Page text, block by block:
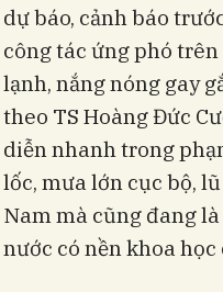
dự báo, cảnh báo
công tác ứng phó
lạnh, nắng nóng gay
theo TS Hoàng Đức
diễn nhanh trong
lốc, mưa lớn cục bộ,
Nam mà cũng đang
nước có nền khoa